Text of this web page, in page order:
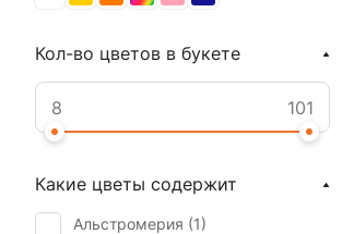
Кол-во цветов в букете
Какие цветы содержит
Альстромерия (1)